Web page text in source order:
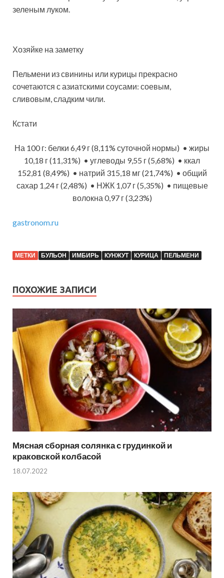
зеленым луком.
Хозяйке на заметку
Пельмени из свинины или курицы прекрасно
сочетаются с азиатскими соусами: соевым,
сливовым, сладким чили.
Кстати
На 100 г: белки 6,49 г (8,11% суточной нормы) • жиры
10,18 г (11,31%) • углеводы 9,55 г (5,68%) • ккал
152,81 (8,49%) • натрий 315,18 мг (21,74%) • общий
сахар 1,24 г (2,48%) • НЖК 1,07 г (5,35%) • пищевые
волокна 0,97 г (3,23%)
gastronom.ru
МЕТКИ БУЛЬОН ИМБИРЬ КУНЖУТ КУРИЦА ПЕЛЬМЕНИ
ПОХОЖИЕ ЗАПИСИ
Мясная сборная солянка с грудинкой и
краковской колбасой
18.07.2022